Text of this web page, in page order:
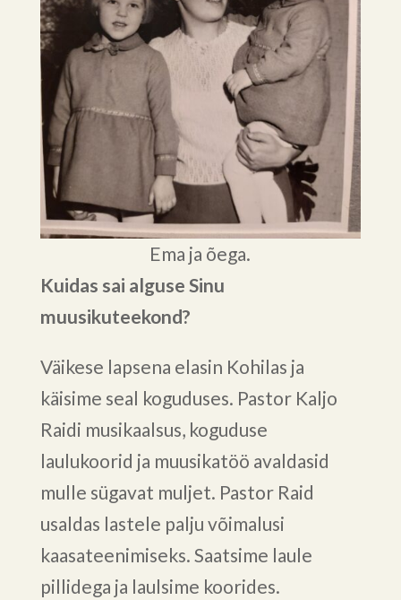
Ema ja õega.
Kuidas sai alguse Sinu
muusikuteekond?
Väikese lapsena elasin Kohilas ja
käisime seal koguduses. Pastor Kaljo
Raidi musikaalsus, koguduse
laulukoorid ja muusikatöö avaldasid
mulle sügavat muljet. Pastor Raid
usaldas lastele palju võimalusi
kaasateenimiseks. Saatsime laule
pillidega ja laulsime koorides.